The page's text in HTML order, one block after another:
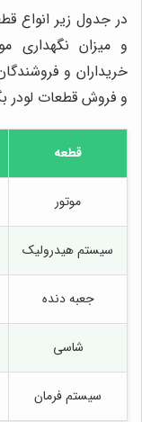
در جدول زیر انواع
و میزان نگهداری
خریداران و
و فروش قطعات لودر
قطعه
موتور
سیستم هیدرولیک
جعبه دنده
شاسی
سیستم فرمان